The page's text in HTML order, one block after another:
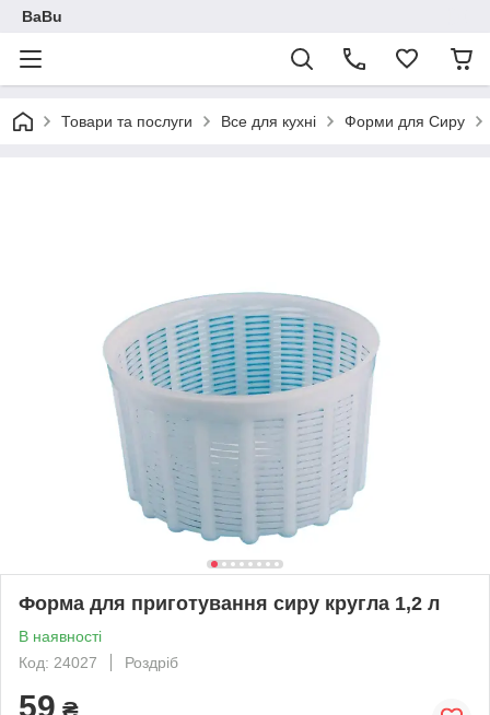
BaBu
Товари та послуги Все для кухні Форми для Сиру
Форма для приготування сиру кругла 1,2 л
В наявності
Код: 24027
Роздріб
59